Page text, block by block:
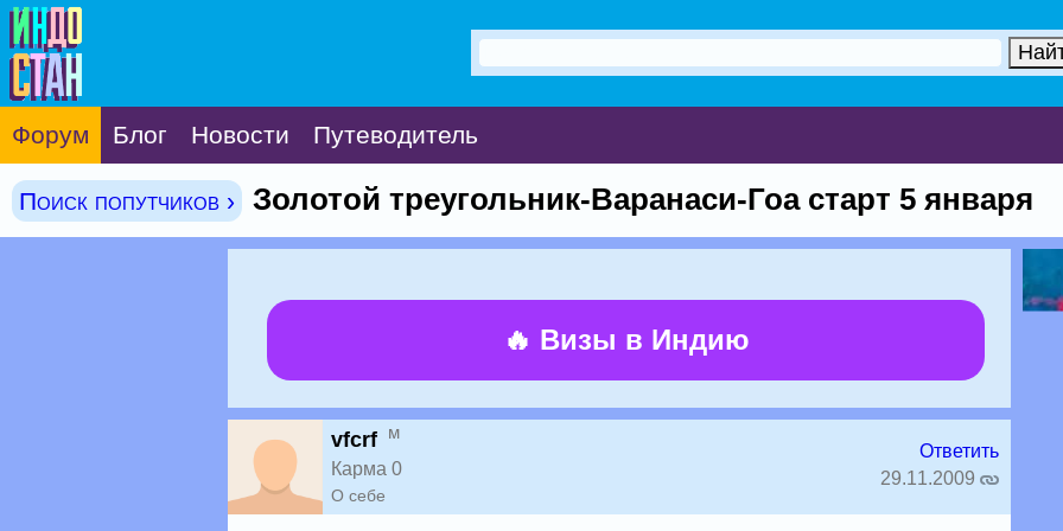
Форум Блог Новости Путеводитель
Поиск попутчиков › Золотой треугольник-Варанаси-Гоа старт 5 января
🔥 Визы в Индию
vfcrf м
Карма 0
О себе
Ответить
29.11.2009